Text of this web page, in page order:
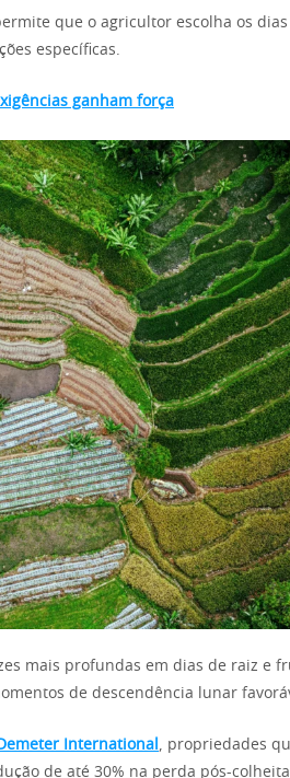
que o agricultor escolha os dias
específicas.
ganham força
mais profundas em dias de raiz e
de descendência lunar
International , propriedades
de até 30% na perda pós-